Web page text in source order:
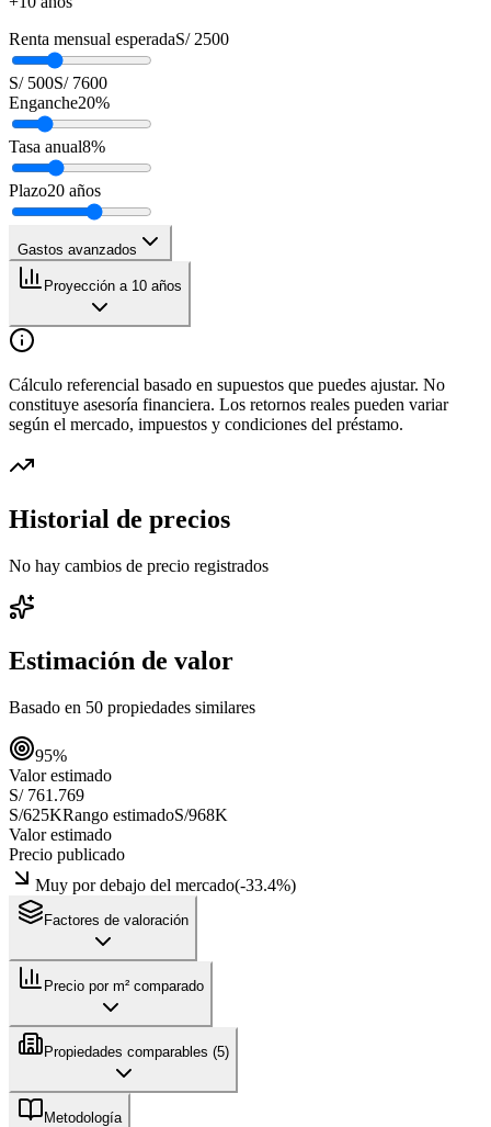
Renta mensual esperadaS/ 2500
S/ 500S/ 7600
Enganche20%
Tasa anual8%
Plazo20 años
Gastos avanzados
Proyección a 10 años
Cálculo referencial basado en supuestos que puedes ajustar. No
constituye asesoría financiera. Los retornos reales pueden variar
según el mercado, impuestos y condiciones del préstamo.
Historial de precios
No hay cambios de precio registrados
Estimación de valor
Basado en 50 propiedades similares
95%
Valor estimado
S/ 761.769
S/625KRango estimadoS/968K
Valor estimado
Precio publicado
Muy por debajo del mercado(-33.4%)
Factores de valoración
Precio por m² comparado
Propiedades comparables (5)
Metodología